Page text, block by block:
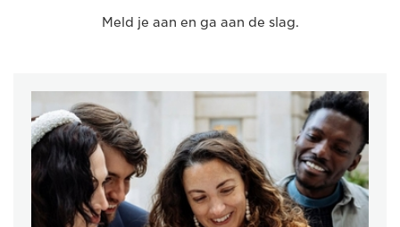
Meld je aan en ga aan de slag.